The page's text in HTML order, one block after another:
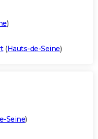
)
(Hauts-de-Seine)
Seine)